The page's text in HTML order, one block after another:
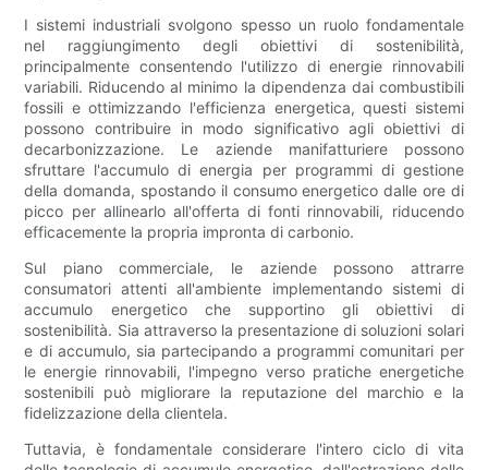
I sistemi industriali svolgono spesso un ruolo fondamentale
nel raggiungimento degli obiettivi di sostenibilità,
principalmente consentendo l'utilizzo di energie rinnovabili
variabili. Riducendo al minimo la dipendenza dai combustibili
fossili e ottimizzando l'efficienza energetica, questi sistemi
possono contribuire in modo significativo agli obiettivi di
decarbonizzazione. Le aziende manifatturiere possono
sfruttare l'accumulo di energia per programmi di gestione
della domanda, spostando il consumo energetico dalle ore di
picco per allinearlo all'offerta di fonti rinnovabili, riducendo
efficacemente la propria impronta di carbonio.
Sul piano commerciale, le aziende possono attrarre
consumatori attenti all'ambiente implementando sistemi di
accumulo energetico che supportino gli obiettivi di
sostenibilità. Sia attraverso la presentazione di soluzioni solari
e di accumulo, sia partecipando a programmi comunitari per
le energie rinnovabili, l'impegno verso pratiche energetiche
sostenibili può migliorare la reputazione del marchio e la
fidelizzazione della clientela.
Tuttavia, è fondamentale considerare l'intero ciclo di vita